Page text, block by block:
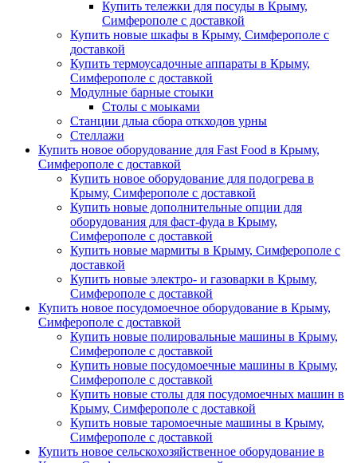
Купить тележки для посуды в Крыму,
Симферополе с доставкой
Купить новые шкафы в Крыму, Симферополе с
доставкой
Купить термоусадочные аппараты в Крыму,
Симферополе с доставкой
Модулные барные стоыки
Столы с моыками
Станции длыа сбора откходов урны
Стеллажи
Купить новое оборудование для Fast Food в Крыму,
Симферополе с доставкой
Купить новое оборудование для подогрева в
Крыму, Симферополе с доставкой
Купить новые дополнительные опции для
оборудования для фаст-фуда в Крыму,
Симферополе с доставкой
Купить новые мармиты в Крыму, Симферополе с
доставкой
Купить новые электро- и газоварки в Крыму,
Симферополе с доставкой
Купить новое посудомоечное оборудование в Крыму,
Симферополе с доставкой
Купить новые полировальные машины в Крыму,
Симферополе с доставкой
Купить новые посудомоечные машины в Крыму,
Симферополе с доставкой
Купить новые столы для посудомоечных машин в
Крыму, Симферополе с доставкой
Купить новые таромоечные машины в Крыму,
Симферополе с доставкой
Купить новое сельскохозяйственное оборудование в